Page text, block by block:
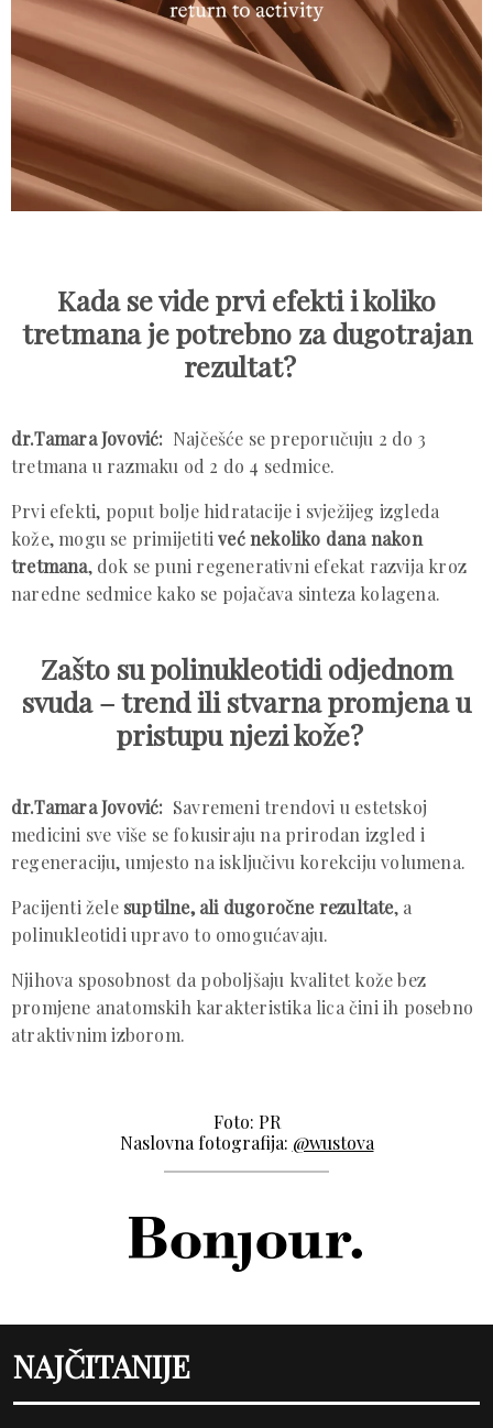
Kada se vide prvi efekti i koliko
tretmana je potrebno za dugotrajan
rezultat?
dr.Tamara Jovović: Najčešće se preporučuju 2 do 3
tretmana u razmaku od 2 do 4 sedmice.
Prvi efekti, poput bolje hidratacije i svježijeg izgleda
kože, mogu se primijetitiveć nekoliko dana nakon
tretmana, dok se puni regenerativni efekat razvija kroz
naredne sedmice kako se pojačava sinteza kolagena.
Zašto su polinukleotidi odjednom
svuda – trend ili stvarna promjena u
pristupu njezi kože?
dr.Tamara Jovović: Savremeni trendovi u estetskoj
medicini sve više se fokusiraju na prirodan izgled i
regeneraciju, umjesto na isključivu korekciju volumena.
Pacijenti žele suptilne, ali dugoročne rezultate, a
polinukleotidi upravo to omogućavaju.
Njihova sposobnost da poboljšaju kvalitet kože bez
promjene anatomskih karakteristika lica čini ih posebno
atraktivnim izborom.
Foto: PR
Naslovna fotografija: @wustova
NAJČITANIJE